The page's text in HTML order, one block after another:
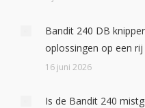
Bandit 240 DB
oplossingen op een rij
16 juni 2026
Is de Bandit 240